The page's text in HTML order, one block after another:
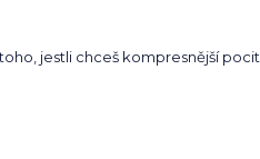
jestli chceš kompresnější pocit.